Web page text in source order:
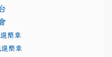
簡章
簡章